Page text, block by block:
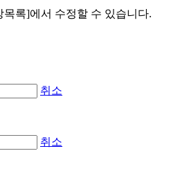
록]에서 수정할 수 있습니다.
취소
취소